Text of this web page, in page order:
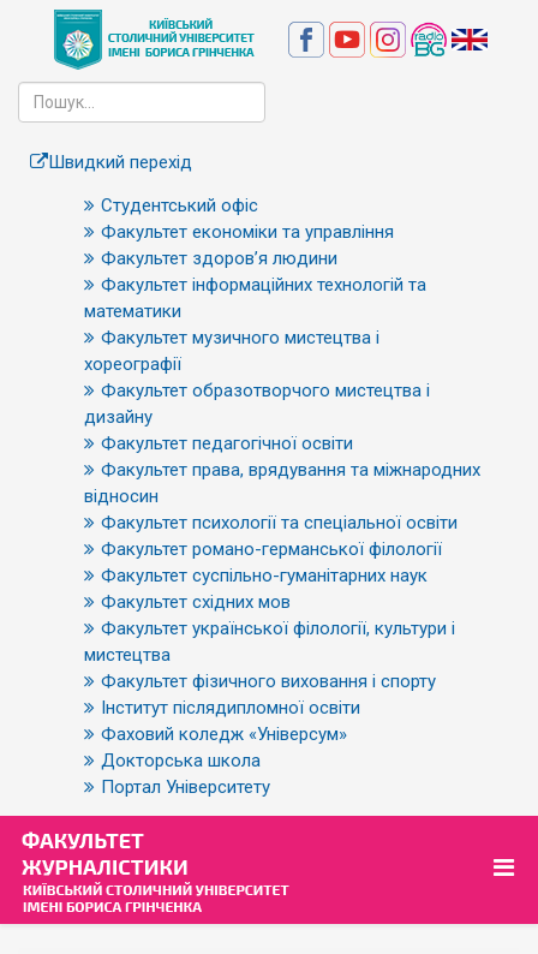
Швидкий перехід
Студентський офіс
Факультет економіки та управління
Факультет здоров’я людини
Факультет інформаційних технологій та
математики
Факультет музичного мистецтва і
хореографії
Факультет образотворчого мистецтва і
дизайну
Факультет педагогічної освіти
Факультет права, врядування та міжнародних
відносин
Факультет психології та спеціальної освіти
Факультет романо-германської філології
Факультет суспільно-гуманітарних наук
Факультет східних мов
Факультет української філології, культури і
мистецтва
Факультет фізичного виховання і спорту
Інститут післядипломної освіти
Фаховий коледж «Універсум»
Докторська школа
Портал Університету